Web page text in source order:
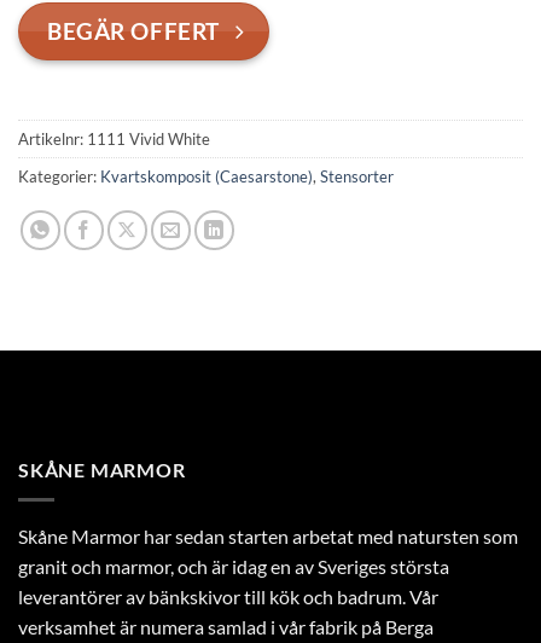
BEGÄR OFFERT
Artikelnr: 1111 Vivid White
Kategorier: Kvartskomposit (Caesarstone),Stensorter
SKÅNE MARMOR
Skåne Marmor har sedan starten arbetat med natursten som
granit och marmor, och är idag en av Sveriges största
leverantörer av bänkskivor till kök och badrum. Vår
verksamhet är numera samlad i vår fabrik på Berga